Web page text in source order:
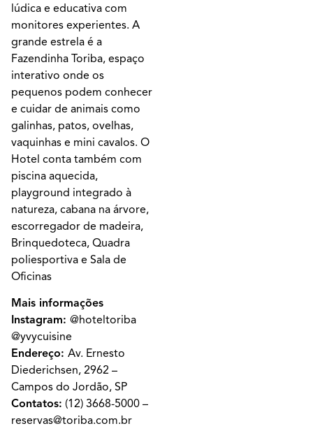
lúdica e educativa com
monitores experientes. A
grande estrela é a
Fazendinha Toriba, espaço
interativo onde os
pequenos podem conhecer
e cuidar de animais como
galinhas, patos, ovelhas,
vaquinhas e mini cavalos. O
Hotel conta também com
piscina aquecida,
playground integrado à
natureza, cabana na árvore,
escorregador de madeira,
Brinquedoteca, Quadra
poliesportiva e Sala de
Oficinas
Mais informações
Instagram: @hoteltoriba
@yvycuisine
Endereço: Av. Ernesto
Diederichsen, 2962 –
Campos do Jordão, SP
Contatos: (12) 3668-5000 –
reservas@toriba.com.br